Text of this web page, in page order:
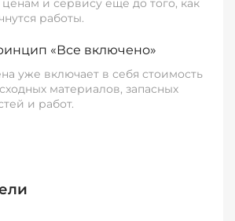
ценам и сервису еще до того, как
работы.
«Все включено»
уже включает в себя стоимость
материалов, запасных
и работ.